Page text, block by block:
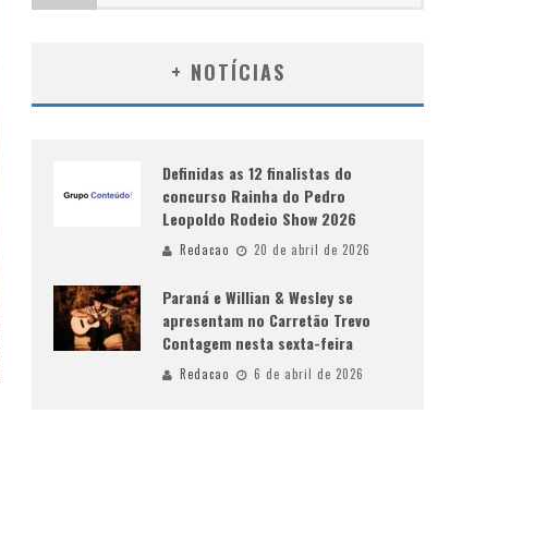
+ NOTÍCIAS
Definidas as 12 finalistas do
concurso Rainha do Pedro
Leopoldo Rodeio Show 2026
Redacao 20 de abril de 2026
Paraná e Willian & Wesley se
apresentam no Carretão Trevo
Contagem nesta sexta-feira
Redacao 6 de abril de 2026